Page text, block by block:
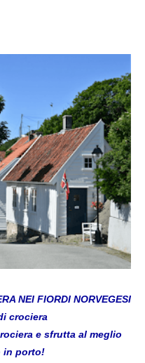
NEI FIORDI NORVEGESI
crociera
e sfrutta al meglio
in porto!